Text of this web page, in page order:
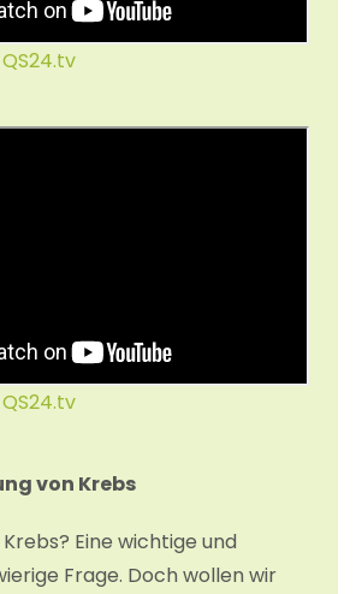
QS24.tv
QS24.tv
von Krebs
Eine wichtige und
Frage. Doch wollen wir